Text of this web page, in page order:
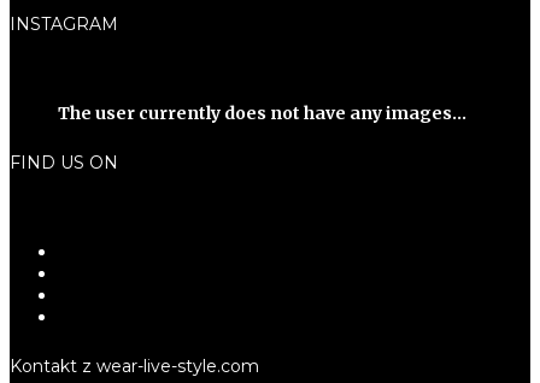
INSTAGRAM
The user currently does not have any images...
FIND US ON
Kontakt z wear-live-style.com